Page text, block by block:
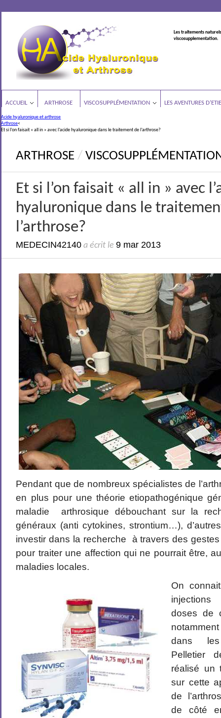
Les traitements
viscosupplementation.
ACCUEIL ARTHROSE VISCOSUPPLÉMENTATION LES AVENTURES
Acide hyaluronique et arthrose
Arthrose<
Et si l’on faisait « all in » avec l’acide hyaluronique dans le traitement de l’arthrose?
ARTHROSE /
Et si l’on faisait « all in » avec
hyaluronique dans le
l’arthrose?
MEDECIN42140 a écrit le9 mar 2013
Pendant que de nombreux spécialistes de
en plus pour une théorie etiopathogénique
maladie arthrosique débouchant sur la
généraux (anti cytokines, strontium…),
investir dans la recherche à travers des
pour traiter une affection qui ne pourrait être,
maladies locales.
On
doses de
dans les
Pelletier
réalisé un
sur cette
de
de côté